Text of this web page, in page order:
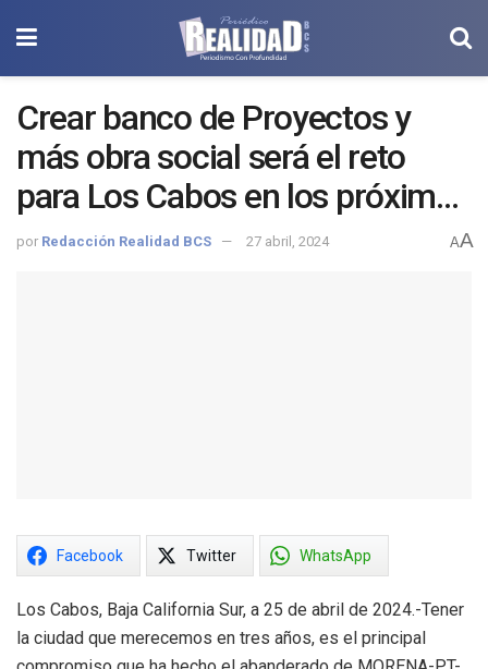
Crear banco de Proyectos y
más obra social será el reto
para Los Cabos en los próximos
3 años: Christian Agúndez con
por Redacción Realidad BCS 27 abril, 2024 AA
Facebook Twitter WhatsApp
Los Cabos, Baja California Sur, a 25 de abril de 2024.-Tener
la ciudad que merecemos en tres años, es el principal